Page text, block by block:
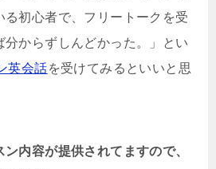
る初心者で、フリートークを受
分からずしんどかった。」とい
英会話を受けてみるといいと思
内容が提供されてますので、